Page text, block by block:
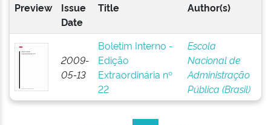
Preview
Issue
Date
Title Author(s)
2009-
05-13
Boletim Interno -
Edição
Extraordinária nº
22
Escola
Nacional de
Administração
Pública (Brasil)